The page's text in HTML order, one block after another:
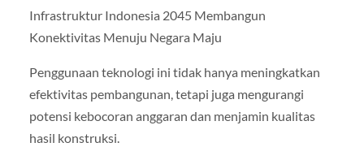
Infrastruktur Indonesia 2045 Membangun
Konektivitas Menuju Negara Maju
Penggunaan teknologi ini tidak hanya meningkatkan
efektivitas pembangunan, tetapi juga mengurangi
potensi kebocoran anggaran dan menjamin kualitas
hasil konstruksi.